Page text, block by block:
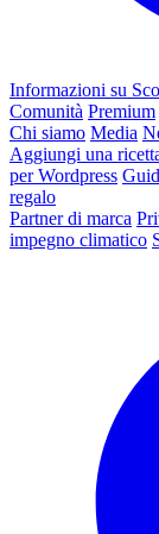
Informazioni su
Comunità Premium
Chi siamo Media
Aggiungi una
per Wordpress
regalo
Partner di marca
impegno climatico